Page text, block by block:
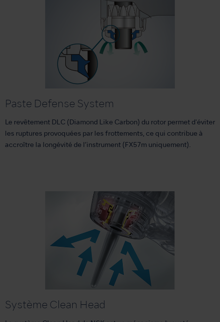
Paste Defense System
Le revêtement DLC (Diamond Like Carbon) du rotor permet d'éviter
les ruptures provoquées par les frottements, ce qui contribue à
accroître la longévité de l’instrument (FX57m uniquement).
Système Clean Head